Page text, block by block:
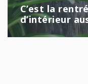
C’est la
d’intérieur